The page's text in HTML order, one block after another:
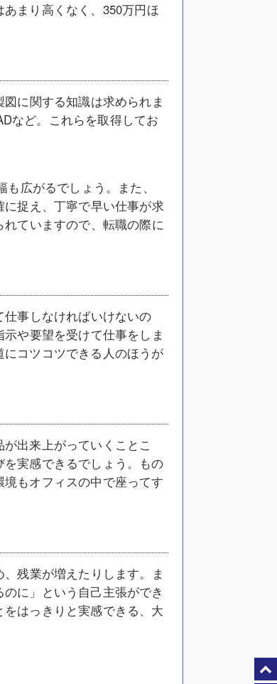
まり高くなく、350万円ほ
に関する知識は求められま
など。これらを取得してお
広がるでしょう。また、
捉え、丁寧で早い仕事が求
ていますので、転職の際に
事しなければいけないの
や要望を受けて仕事をしま
コツコツできる人のほうが
出来上がっていくことこ
実感できるでしょう。もの
もオフィスの中で座ってす
残業が増えたりします。ま
に」という自己主張ができ
はっきりと実感できる、大